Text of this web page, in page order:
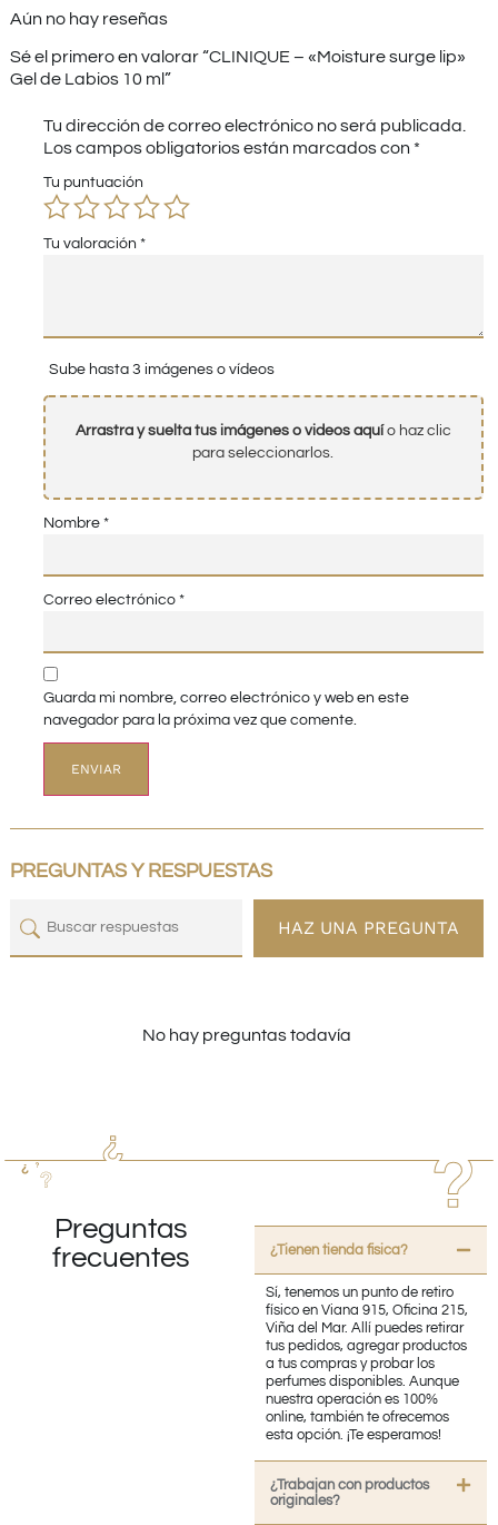
Aún no hay reseñas
Sé el primero en valorar “CLINIQUE – «Moisture surge lip»
Gel de Labios 10 ml”
Tu dirección de correo electrónico no será publicada.
Los campos obligatorios están marcados con *
Tu puntuación
Tu valoración *
Sube hasta 3 imágenes o vídeos
Arrastra y suelta tus imágenes o videos aquío haz clic
para seleccionarlos.
Nombre *
Correo electrónico *
Guarda mi nombre, correo electrónico y web en este
navegador para la próxima vez que comente.
PREGUNTAS Y RESPUESTAS
HAZ UNA PREGUNTA
No hay preguntas todavía
Preguntas
frecuentes
¿Tienen tienda fisica?
Sí, tenemos un punto de retiro
físico en Viana 915, Oficina 215,
Viña del Mar. Allí puedes retirar
tus pedidos, agregar productos
a tus compras y probar los
perfumes disponibles. Aunque
nuestra operación es 100%
online, también te ofrecemos
esta opción. ¡Te esperamos!
¿Trabajan con productos
originales?